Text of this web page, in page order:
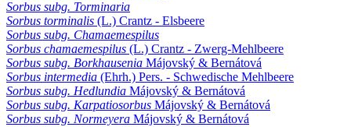
Sorbus subg. Torminaria
Sorbus torminalis (L.) Crantz - Elsbeere
Sorbus subg. Chamaemespilus
Sorbus chamaemespilus (L.) Crantz - Zwerg-Mehlbeere
Sorbus subg. Borkhausenia Májovský & Bernátová
Sorbus intermedia (Ehrh.) Pers. - Schwedische Mehlbeere
Sorbus subg. Hedlundia Májovský & Bernátová
Sorbus subg. Karpatiosorbus Májovský & Bernátová
Sorbus subg. Normeyera Májovský & Bernátová